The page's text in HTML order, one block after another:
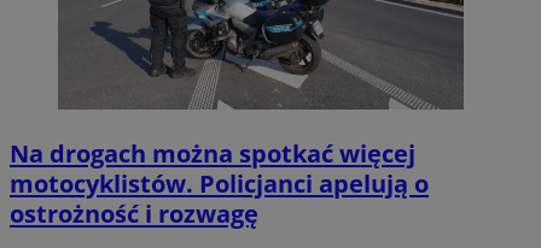
Na drogach można spotkać więcej
motocyklistów. Policjanci apelują o
ostrożność i rozwagę